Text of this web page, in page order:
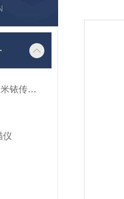
MICRO-EPSILON米铱传感器
仪